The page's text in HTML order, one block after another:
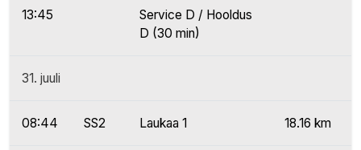
13:45
Service D / Hooldus
D (30 min)
31. juuli
08:44 SS2 Laukaa 1 18.16 km